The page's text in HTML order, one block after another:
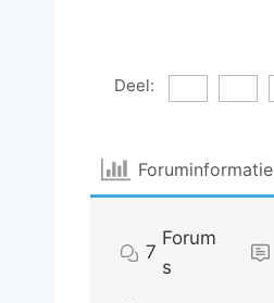
Deel:
Foruminformatie
7
Forum
s